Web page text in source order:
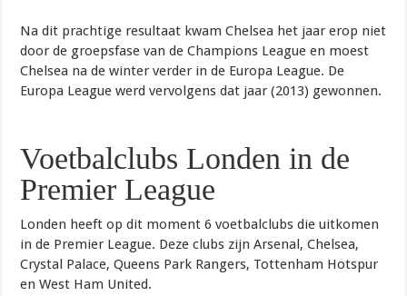
Na dit prachtige resultaat kwam Chelsea het jaar erop niet
door de groepsfase van de Champions League en moest
Chelsea na de winter verder in de Europa League. De
Europa League werd vervolgens dat jaar (2013) gewonnen.
Voetbalclubs Londen in de
Premier League
Londen heeft op dit moment 6 voetbalclubs die uitkomen
in de Premier League. Deze clubs zijn Arsenal, Chelsea,
Crystal Palace, Queens Park Rangers, Tottenham Hotspur
en West Ham United.